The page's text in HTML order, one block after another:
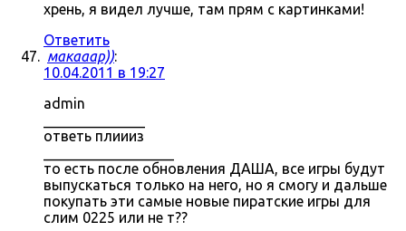
хрень, я видел лучше, там прям с картинками!
Ответить
макааар)):
10.04.2011 в 19:27
admin
ответь плиииз
то есть после обновления ДАША, все игры будут
выпускаться только на него, но я смогу и дальше
покупать эти самые новые пиратские игры для
слим 0225 или не т??